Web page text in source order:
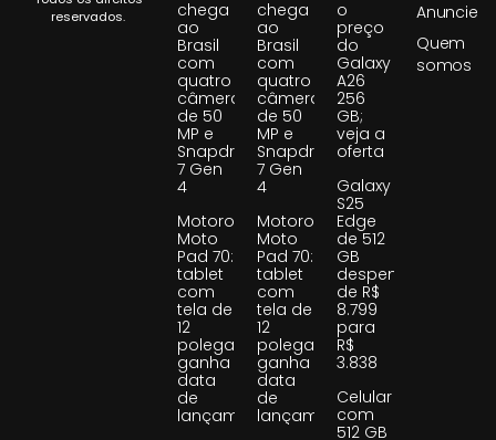
reservados.
chega
ao
Brasil
com
quatro
câmeras
de 50
MP e
Snapdragon
7 Gen
4
Motorola
Moto
Pad 70:
tablet
com
tela de
12
polegadas
ganha
data
de
lançamento
chega
ao
Brasil
com
quatro
câmeras
de 50
MP e
Snapdragon
7 Gen
4
Motorola
Moto
Pad 70:
tablet
com
tela de
12
polegadas
ganha
data
de
lançamento
o
preço
do
Galaxy
A26
256
GB;
veja a
oferta
Galaxy
S25
Edge
de 512
GB
despenca
de R$
8.799
para
R$
3.838
Celular
com
512 GB
Anuncie
Quem
somos